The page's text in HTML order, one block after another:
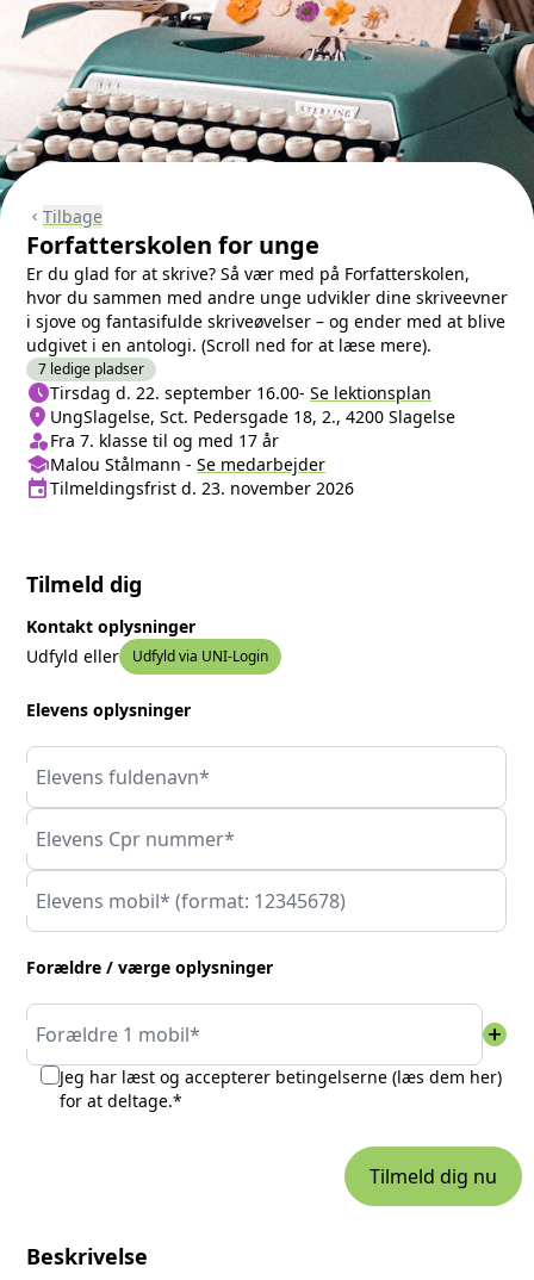
chevron_left Tilbage
Forfatterskolen for unge
Er du glad for at skrive? Så vær med på Forfatterskolen,
hvor du sammen med andre unge udvikler dine skriveevner
i sjove og fantasifulde skriveøvelser – og ender med at blive
udgivet i en antologi. (Scroll ned for at læse mere).
7 ledige pladser
Næste lektion
scheduleTirsdag d. 22. september 16.00- Se lektionsplan
Sted/Adresse
location_on UngSlagelse, Sct. Pedersgade 18, 2., 4200 Slagelse
Klasse/Aldersbegrænsning
person_shieldFra 7. klasse til og med 17 år
Medarbejder
schoolMalou Stålmann - Se medarbejder
Tilmeldingsfrist
eventTilmeldingsfrist d. 23. november 2026
Tilmeld dig
Kontakt oplysninger
Udfyld eller
Udfyld via UNI-Login
Elevens oplysninger
Elevens fuldenavn*
Elevens Cpr nummer*
Elevens mobil* (format: 12345678)
Forældre / værge oplysninger
Forældre 1 mobil* add
Jeg har læst og accepterer betingelserne (læs dem her)
for at deltage.*
Tilmeld dig nu
Beskrivelse